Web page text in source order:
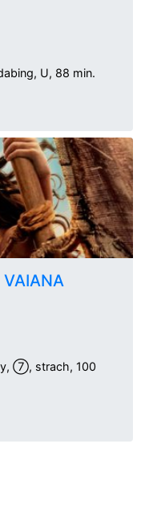
U, 88 min.
⑦, strach, 100